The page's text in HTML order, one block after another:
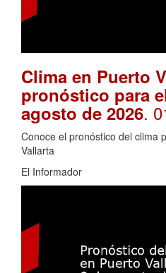
Clima en Puerto
pronóstico para
agosto de 2026.
Conoce el pronóstico del clima
Vallarta
El Informador